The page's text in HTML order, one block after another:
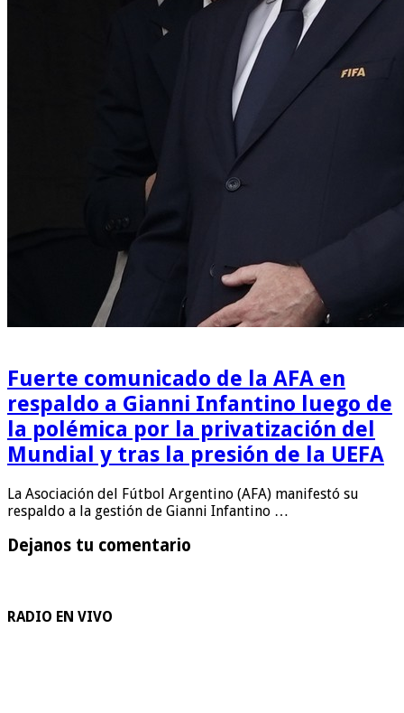
Fuerte comunicado de la AFA en
respaldo a Gianni Infantino luego de
la polémica por la privatización del
Mundial y tras la presión de la UEFA
La Asociación del Fútbol Argentino (AFA) manifestó su
respaldo a la gestión de Gianni Infantino …
Dejanos tu comentario
RADIO EN VIVO